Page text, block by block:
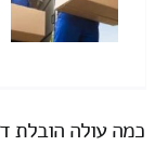
כמה עולה הובלת